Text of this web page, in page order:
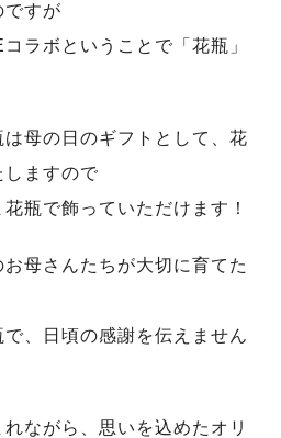
ですが
ラボということで「花瓶」
母の日のギフトとして、花
しますので
瓶で飾っていただけます！
母さんたちが大切に育てた
、日頃の感謝を伝えません
ながら、思いを込めたオリ